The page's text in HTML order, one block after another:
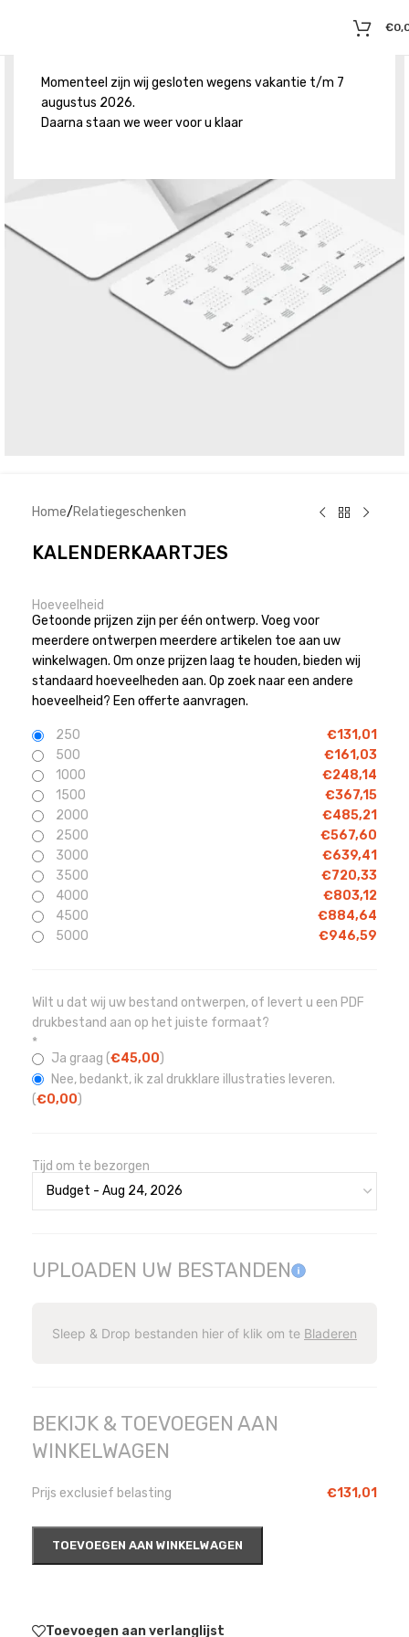
Momenteel zijn wij gesloten wegens vakantie t/m 7
augustus 2026.
Daarna staan we weer voor u klaar
€
Home/Relatiegeschenken
KALENDERKAARTJES
Hoeveelheid
Getoonde prijzen zijn per één ontwerp. Voeg voor
meerdere ontwerpen meerdere artikelen toe aan uw
winkelwagen. Om onze prijzen laag te houden, bieden wij
standaard hoeveelheden aan. Op zoek naar een andere
hoeveelheid? Een offerte aanvragen.
250 €131,01
500
€161,03
1000
€248,14
1500
€367,15
2000
€485,21
2500
€567,60
3000
€639,41
3500
€720,33
4000
€803,12
4500
€884,64
5000
€946,59
Wilt u dat wij uw bestand ontwerpen, of levert u een PDF
drukbestand aan op het juiste formaat?
*
Ja graag (€45,00)
Nee, bedankt, ik zal drukklare illustraties leveren.
(€0,00)
Tijd om te bezorgen
UPLOADEN UW BESTANDEN
Sleep & Drop bestanden hier of klik om te Bladeren
BEKIJK & TOEVOEGEN AAN
WINKELWAGEN
Prijs exclusief belasting €131,01
TOEVOEGEN AAN WINKELWAGEN
Toevoegen aan verlanglijst